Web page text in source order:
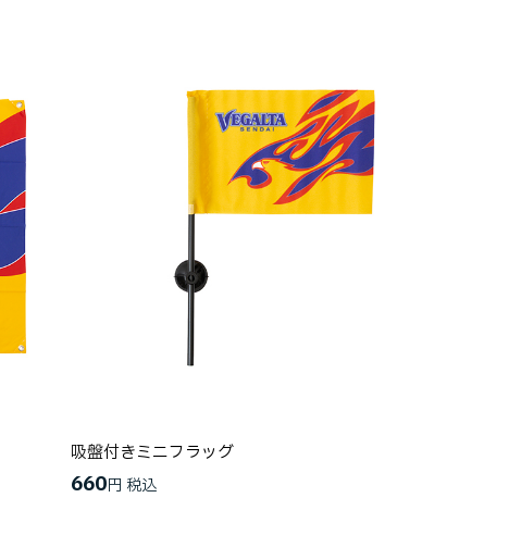
吸盤付きミニフラッグ
660円